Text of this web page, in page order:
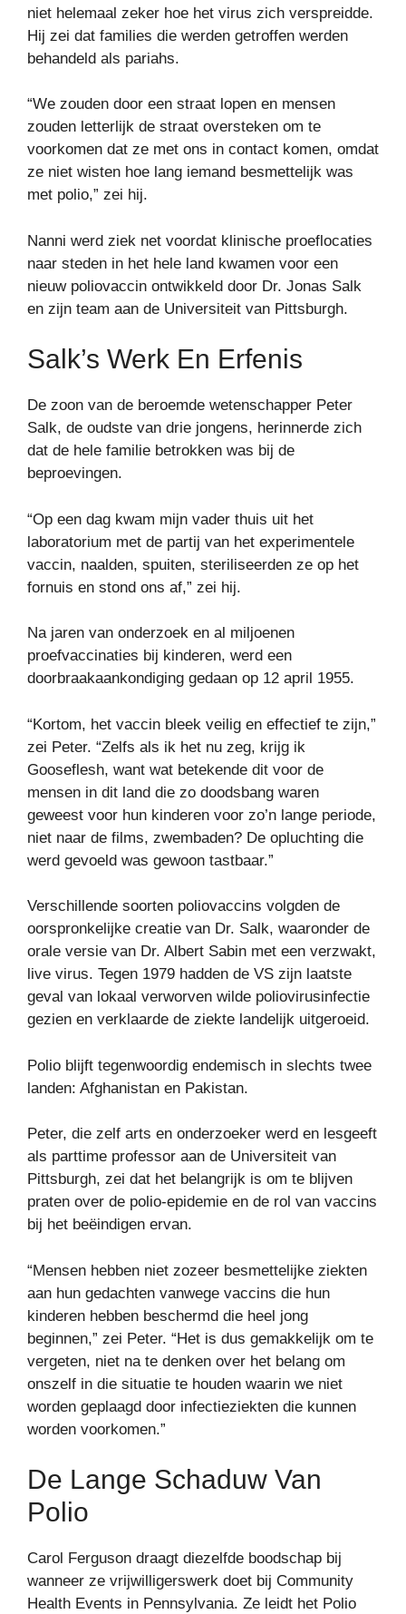
niet helemaal zeker hoe het virus zich verspreidde.
Hij zei dat families die werden getroffen werden
behandeld als pariahs.
“We zouden door een straat lopen en mensen
zouden letterlijk de straat oversteken om te
voorkomen dat ze met ons in contact komen, omdat
ze niet wisten hoe lang iemand besmettelijk was
met polio,” zei hij.
Nanni werd ziek net voordat klinische proeflocaties
naar steden in het hele land kwamen voor een
nieuw poliovaccin ontwikkeld door Dr. Jonas Salk
en zijn team aan de Universiteit van Pittsburgh.
Salk’s Werk En Erfenis
De zoon van de beroemde wetenschapper Peter
Salk, de oudste van drie jongens, herinnerde zich
dat de hele familie betrokken was bij de
beproevingen.
“Op een dag kwam mijn vader thuis uit het
laboratorium met de partij van het experimentele
vaccin, naalden, spuiten, steriliseerden ze op het
fornuis en stond ons af,” zei hij.
Na jaren van onderzoek en al miljoenen
proefvaccinaties bij kinderen, werd een
doorbraakaankondiging gedaan op 12 april 1955.
“Kortom, het vaccin bleek veilig en effectief te zijn,”
zei Peter. “Zelfs als ik het nu zeg, krijg ik
Gooseflesh, want wat betekende dit voor de
mensen in dit land die zo doodsbang waren
geweest voor hun kinderen voor zo’n lange periode,
niet naar de films, zwembaden? De opluchting die
werd gevoeld was gewoon tastbaar.”
Verschillende soorten poliovaccins volgden de
oorspronkelijke creatie van Dr. Salk, waaronder de
orale versie van Dr. Albert Sabin met een verzwakt,
live virus. Tegen 1979 hadden de VS zijn laatste
geval van lokaal verworven wilde poliovirusinfectie
gezien en verklaarde de ziekte landelijk uitgeroeid.
Polio blijft tegenwoordig endemisch in slechts twee
landen: Afghanistan en Pakistan.
Peter, die zelf arts en onderzoeker werd en lesgeeft
als parttime professor aan de Universiteit van
Pittsburgh, zei dat het belangrijk is om te blijven
praten over de polio-epidemie en de rol van vaccins
bij het beëindigen ervan.
“Mensen hebben niet zozeer besmettelijke ziekten
aan hun gedachten vanwege vaccins die hun
kinderen hebben beschermd die heel jong
beginnen,” zei Peter. “Het is dus gemakkelijk om te
vergeten, niet na te denken over het belang om
onszelf in die situatie te houden waarin we niet
worden geplaagd door infectieziekten die kunnen
worden voorkomen.”
De Lange Schaduw Van
Polio
Carol Ferguson draagt ​​diezelfde boodschap bij
wanneer ze vrijwilligerswerk doet bij Community
Health Events in Pennsylvania. Ze leidt het Polio